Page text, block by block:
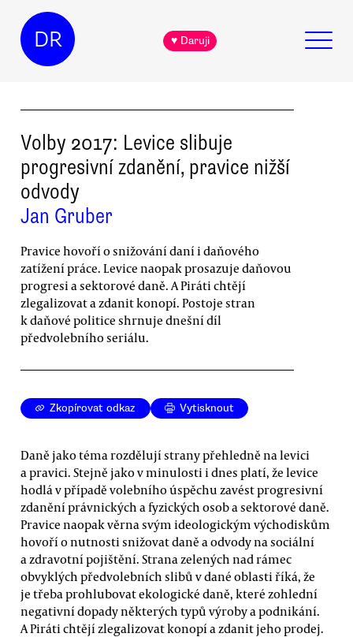
DR ♥ Daruji
Volby 2017: Levice slibuje
progresivní zdanění, pravice nižší
odvody
Jan Gruber
Pravice hovoří o snižování daní i daňového
zatížení práce. Levice naopak prosazuje daňovou
progresi a sektorové daně. A Piráti chtějí
zlegalizovat a zdanit konopí. Postoje stran
k daňové politice shrnuje dnešní díl
předvolebního seriálu.
Zkopírovat odkaz Vytisknout
Daně jako téma rozdělují strany přehledně na levici
a pravici. Stejně jako v minulosti i dnes platí, že levice
hodlá v případě volebního úspěchu zavést progresivní
zdanění právnických a fyzických osob a sektorové daně.
Pravice naopak věrna svým ideologickým východiskům
hovoří o nutnosti snižovat daně a odvody na sociální
a zdravotní pojištění. Strana zelených nad rámec
obvyklých předvolebních slibů v dané oblasti říká, že
je třeba prohlubovat ekologické daně, které zohlední
negativní dopady některých typů výroby a podnikání.
A Piráti chtějí zlegalizovat konopí a zdanit jeho prodej.